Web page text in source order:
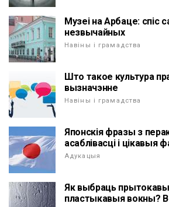
Музеі на Арбаце: спіс
незвычайных
Навіны і грамадства
Што такое культура
вызначэнне
Навіны і грамадства
Японскія фразы з
асаблівасці і цікавыя
Адукацыя
Як выбраць прытокавы
пластыкавыя вокны?